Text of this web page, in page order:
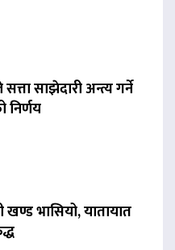
साझेदारी अन्त्य गर्ने
निर्णय
खण्ड भासियो, यातायात